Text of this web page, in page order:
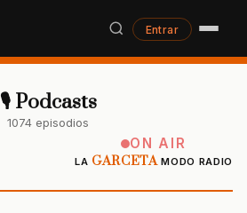
Entrar
🎙 Podcasts
1074 episodios
ON AIR
LA GARCETAMODO RADIO